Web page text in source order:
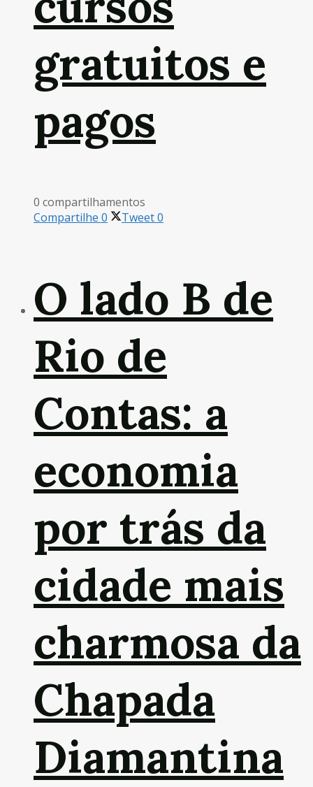
gratuitos e
pagos
0 compartilhamentos
Compartilhe 0 Tweet0
O lado B de
Rio de
Contas: a
economia
por trás da
cidade mais
charmosa da
Chapada
Diamantina